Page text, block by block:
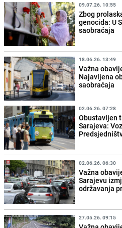
09.07.26. 10:55
Zbog
genocida: U
saobraćaja
18.06.26. 13:49
Važna
Najavljena
saobraćaja
02.06.26. 07:28
Obustavljen
Sarajeva:
02.06.26. 06:30
Važna
Sarajevu
održavanja
27.05.26. 09:15